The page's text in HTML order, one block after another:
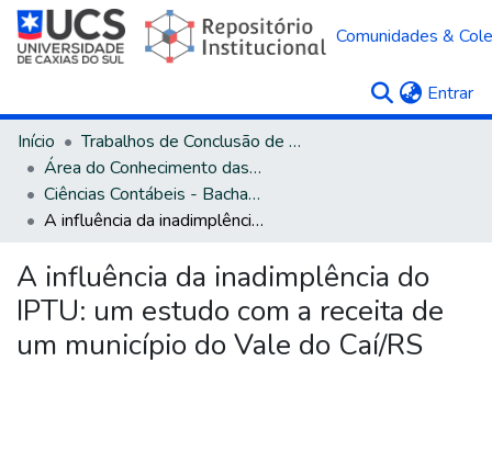
Comunidades &
Entrar
Início
Trabalhos de Conclusão de Curso
Área do Conhecimento das Ciências Sociais Aplicadas
Ciências Contábeis - Bacharelado
A influência da inadimplência do IPTU: um estudo com a receita de um município do Vale do Caí/RS
A influência da inadimplência do
IPTU: um estudo com a receita de
um município do Vale do Caí/RS